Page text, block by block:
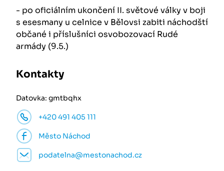
- po oficiálním ukončení II. světové války v boji
s esesmany u celnice v Bělovsi zabiti náchodští
občané i příslušníci osvobozovací Rudé
armády (9.5.)
Kontakty
Datovka: gmtbqhx
+420 491 405 111
Město Náchod
podatelna@mestonachod.cz